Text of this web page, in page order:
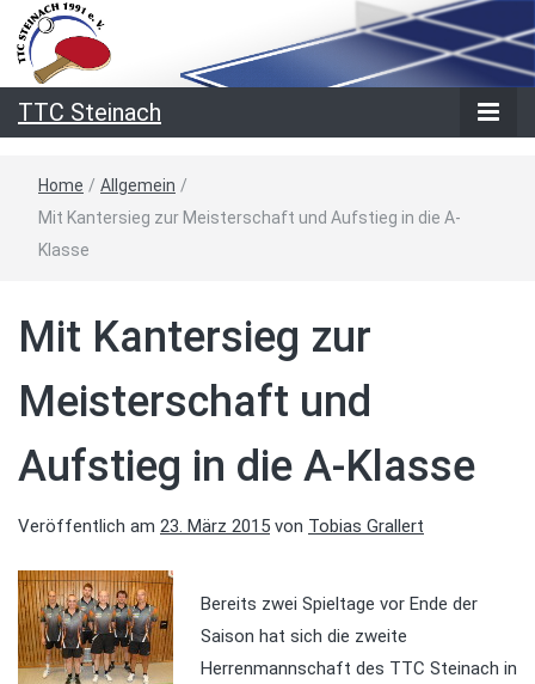
TTC Steinach
Home / Allgemein /
Mit Kantersieg zur Meisterschaft und Aufstieg in die A-
Klasse
Mit Kantersieg zur
Meisterschaft und
Aufstieg in die A-Klasse
Veröffentlich am 23. März 2015 von Tobias Grallert
Bereits zwei Spieltage vor Ende der
Saison hat sich die zweite
Herrenmannschaft des TTC Steinach in